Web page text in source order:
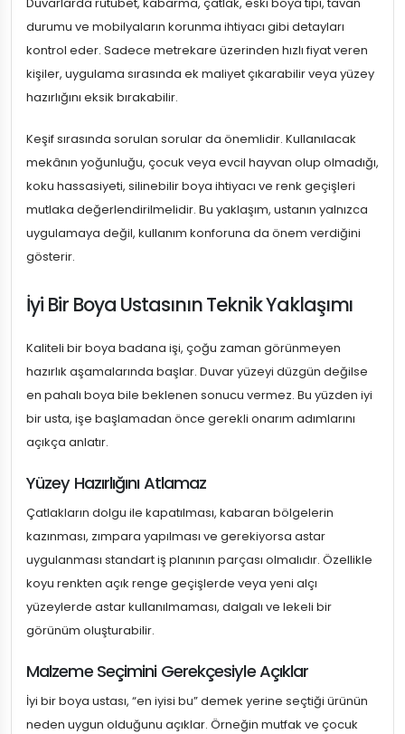
durumu ve mobilyaların korunma ihtiyacı gibi detayları
kontrol eder. Sadece metrekare üzerinden hızlı fiyat veren
kişiler, uygulama sırasında ek maliyet çıkarabilir veya yüzey
hazırlığını eksik bırakabilir.
Keşif sırasında sorulan sorular da önemlidir. Kullanılacak
mekânın yoğunluğu, çocuk veya evcil hayvan olup olmadığı,
koku hassasiyeti, silinebilir boya ihtiyacı ve renk geçişleri
mutlaka değerlendirilmelidir. Bu yaklaşım, ustanın yalnızca
uygulamaya değil, kullanım konforuna da önem verdiğini
gösterir.
İyi Bir Boya Ustasının Teknik Yaklaşımı
Kaliteli bir boya badana işi, çoğu zaman görünmeyen
hazırlık aşamalarında başlar. Duvar yüzeyi düzgün değilse
en pahalı boya bile beklenen sonucu vermez. Bu yüzden iyi
bir usta, işe başlamadan önce gerekli onarım adımlarını
açıkça anlatır.
Yüzey Hazırlığını Atlamaz
Çatlakların dolgu ile kapatılması, kabaran bölgelerin
kazınması, zımpara yapılması ve gerekiyorsa astar
uygulanması standart iş planının parçası olmalıdır. Özellikle
koyu renkten açık renge geçişlerde veya yeni alçı
yüzeylerde astar kullanılmaması, dalgalı ve lekeli bir
görünüm oluşturabilir.
Malzeme Seçimini Gerekçesiyle Açıklar
İyi bir boya ustası, “en iyisi bu” demek yerine seçtiği ürünün
neden uygun olduğunu açıklar. Örneğin mutfak ve çocuk